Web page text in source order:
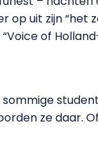
op uit zijn
of
ze daar.